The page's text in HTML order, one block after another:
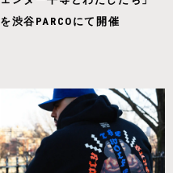
を渋谷PARCOにて開催